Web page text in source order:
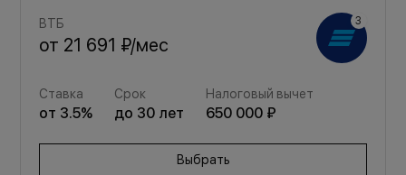
от25 335 ₽ /мес
от3.5% до30 650 000 ₽
Выбрать
ВТБ
от 21 691 ₽/мес
Ставка
от 3.5%
Срок
до 30 лет
Налоговый вычет
650 000 ₽
Выбрать